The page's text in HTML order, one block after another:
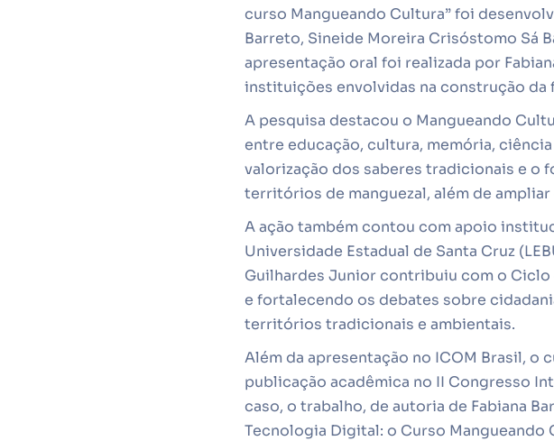
curso Mangueando Cultura” foi
Barreto, Sineide Moreira Crisóstomo Sá
apresentação oral foi realizada por
instituições envolvidas na construção da
A pesquisa destacou o Mangueando
entre educação, cultura, memória,
valorização dos saberes tradicionais e o
territórios de manguezal, além de
A ação também contou com apoio
Universidade Estadual de Santa Cruz
Guilhardes Junior contribuiu com o
e fortalecendo os debates sobre
territórios tradicionais e ambientais.
Além da apresentação no ICOM Brasil, o
publicação acadêmica no II Congresso
caso, o trabalho, de autoria de Fabiana
Tecnologia Digital: o Curso Mangueando